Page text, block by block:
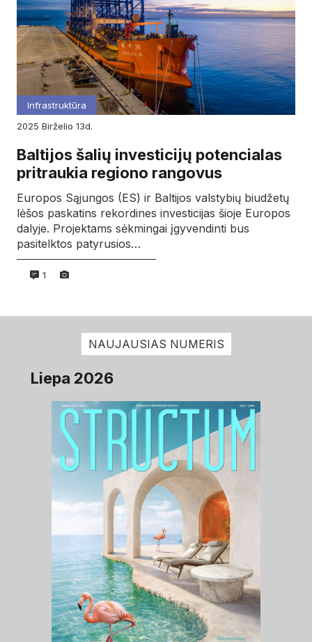
Infrastruktūra
2025
birželio 13d.
Baltijos šalių investicijų potencialas
pritraukia regiono rangovus
Europos Sąjungos (ES) ir Baltijos valstybių biudžetų
lėšos paskatins rekordines investicijas šioje Europos
dalyje. Projektams sėkmingai įgyvendinti bus
pasitelktos patyrusios…
1
NAUJAUSIAS NUMERIS
Liepa 2026